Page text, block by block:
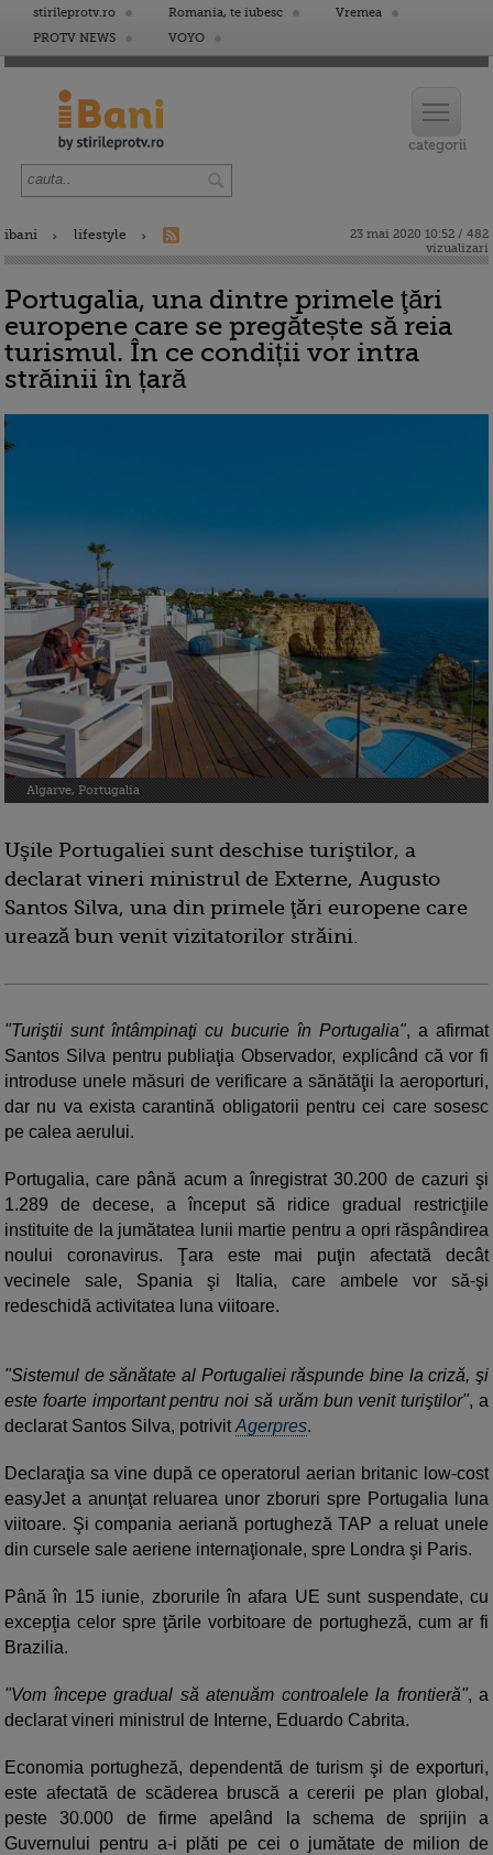
stirileprotv.ro Romania, te iubesc
Vremea
PROTV NEWS
VOYO
ibani lifestyle
23 mai 2020 10:52 / 482
vizualizari
Portugalia, una dintre primele ţări
europene care se pregătește să reia
turismul. În ce condiții vor intra
străinii în țară
Algarve, Portugalia
Uşile Portugaliei sunt deschise turiştilor, a
declarat vineri ministrul de Externe, Augusto
Santos Silva, una din primele ţări europene care
urează bun venit vizitatorilor străini.
"Turiştii sunt întâmpinaţi cu bucurie în Portugalia", a afirmat
Santos Silva pentru publiaţia Observador, explicând că vor fi
introduse unele măsuri de verificare a sănătăţii la aeroporturi,
dar nu va exista carantină obligatorii pentru cei care sosesc
pe calea aerului.
Portugalia, care până acum a înregistrat 30.200 de cazuri şi
1.289 de decese, a început să ridice gradual restricţiile
instituite de la jumătatea lunii martie pentru a opri răspândirea
noului coronavirus. Ţara este mai puţin afectată decât
vecinele sale, Spania şi Italia, care ambele vor să-şi
redeschidă activitatea luna viitoare.
"Sistemul de sănătate al Portugaliei răspunde bine la criză, şi
este foarte important pentru noi să urăm bun venit turiştilor", a
declarat Santos Silva, potrivitAgerpres.
Declaraţia sa vine după ce operatorul aerian britanic low-cost
easyJet a anunţat reluarea unor zboruri spre Portugalia luna
viitoare. Şi compania aeriană portugheză TAP a reluat unele
din cursele sale aeriene internaţionale, spre Londra şi Paris.
Până în 15 iunie, zborurile în afara UE sunt suspendate, cu
excepţia celor spre ţările vorbitoare de portugheză, cum ar fi
Brazilia.
"Vom începe gradual să atenuăm controalele la frontieră", a
declarat vineri ministrul de Interne, Eduardo Cabrita.
Economia portugheză, dependentă de turism şi de exporturi,
este afectată de scăderea bruscă a cererii pe plan global,
peste 30.000 de firme apelând la schema de sprijin a
Guvernului pentru a-i plăti pe cei o jumătate de milion de